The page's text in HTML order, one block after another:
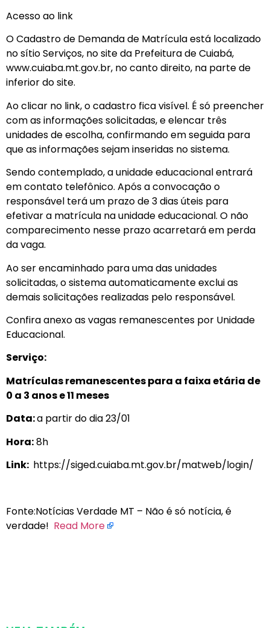
Acesso ao link
O Cadastro de Demanda de Matrícula está localizado
no sítio Serviços, no site da Prefeitura de Cuiabá,
www.cuiaba.mt.gov.br, no canto direito, na parte de
inferior do site.
Ao clicar no link, o cadastro fica visível. É só preencher
com as informações solicitadas, e elencar três
unidades de escolha, confirmando em seguida para
que as informações sejam inseridas no sistema.
Sendo contemplado, a unidade educacional entrará
em contato telefônico. Após a convocação o
responsável terá um prazo de 3 dias úteis para
efetivar a matrícula na unidade educacional. O não
comparecimento nesse prazo acarretará em perda
da vaga.
Ao ser encaminhado para uma das unidades
solicitadas, o sistema automaticamente exclui as
demais solicitações realizadas pelo responsável.
Confira anexo as vagas remanescentes por Unidade
Educacional.
Serviço:
Matrículas remanescentes para a faixa etária de
0 a 3 anos e 11 meses
Data:a partir do dia 23/01
Hora:8h
Link: https://siged.cuiaba.mt.gov.br/matweb/login/
Fonte:Notícias Verdade MT – Não é só notícia, é
verdade! Read More